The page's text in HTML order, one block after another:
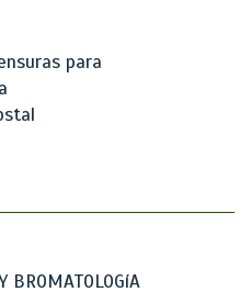
para
BROMATOLOGíA